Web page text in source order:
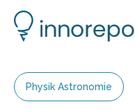
Physik Astronomie